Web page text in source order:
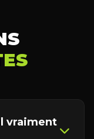
vraiment